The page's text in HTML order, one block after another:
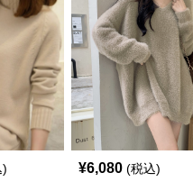
) ¥6,080 (税込)